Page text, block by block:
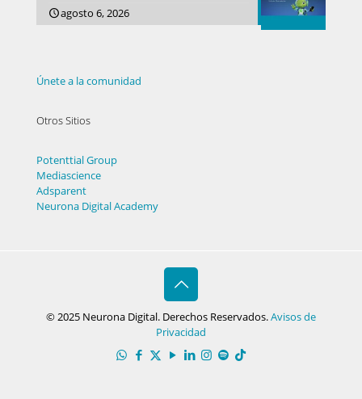
agosto 6, 2026
Únete a la comunidad
Otros Sitios
Potenttial Group
Mediascience
Adsparent
Neurona Digital Academy
© 2025 Neurona Digital. Derechos Reservados.Avisos de
Privacidad